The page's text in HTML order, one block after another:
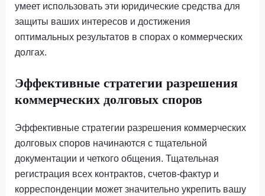
умеет использовать эти юридические средства для
защиты ваших интересов и достижения
оптимальных результатов в спорах о коммерческих
долгах.
Эффективные стратегии разрешения
коммерческих долговых споров
Эффективные стратегии разрешения коммерческих
долговых споров начинаются с тщательной
документации и четкого общения. Тщательная
регистрация всех контрактов, счетов-фактур и
корреспонденции может значительно укрепить вашу